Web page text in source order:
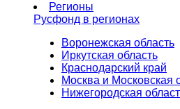
Регионы
Русфонд в регионах
Воронежская область
Иркутская область
Краснодарский край
Москва и Московская
Нижегородская